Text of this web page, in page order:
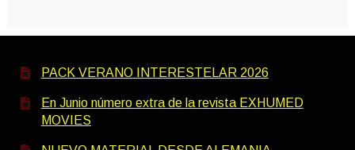
PACK VERANO INTERESTELAR 2026
En Junio número extra de la revista EXHUMED
MOVIES